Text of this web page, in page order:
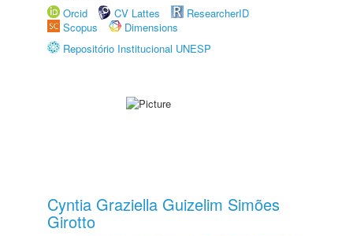
Orcid
CV Lattes
ResearcherID
Scopus
Dimensions
Repositório Institucional UNESP
Cyntia Graziella Guizelim Simões
Girotto